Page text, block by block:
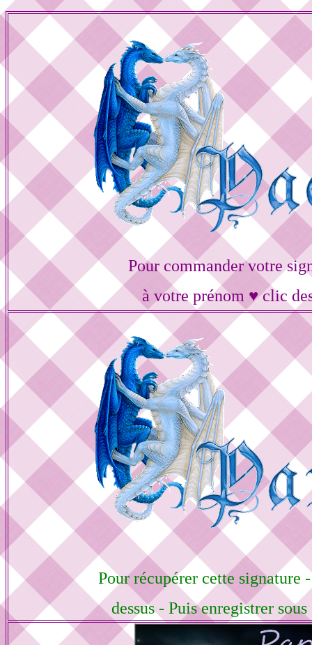
Pour commander votre
à votre prénom ♥ clic
Pour récupérer cette signature
dessus - Puis enregistrer